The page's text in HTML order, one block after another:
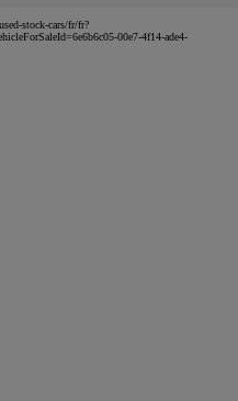
stock-cars/fr/fr?
00e7-4f14-ade4-